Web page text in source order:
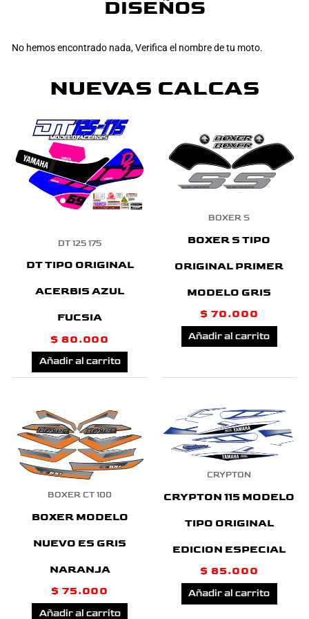
DISEÑOS
No hemos encontrado nada, Verifica el nombre de tu moto.
NUEVAS CALCAS
DT 125 175
DT TIPO ORIGINAL
ACERBIS AZUL
FUCSIA
$ 80.000
Añadir al carrito
BOXER S
BOXER S TIPO
ORIGINAL PRIMER
MODELO GRIS
$ 70.000
Añadir al carrito
BOXER CT 100
BOXER MODELO
NUEVO ES GRIS
NARANJA
$ 75.000
Añadir al carrito
CRYPTON
CRYPTON 115 MODELO
TIPO ORIGINAL
EDICION ESPECIAL
$ 85.000
Añadir al carrito